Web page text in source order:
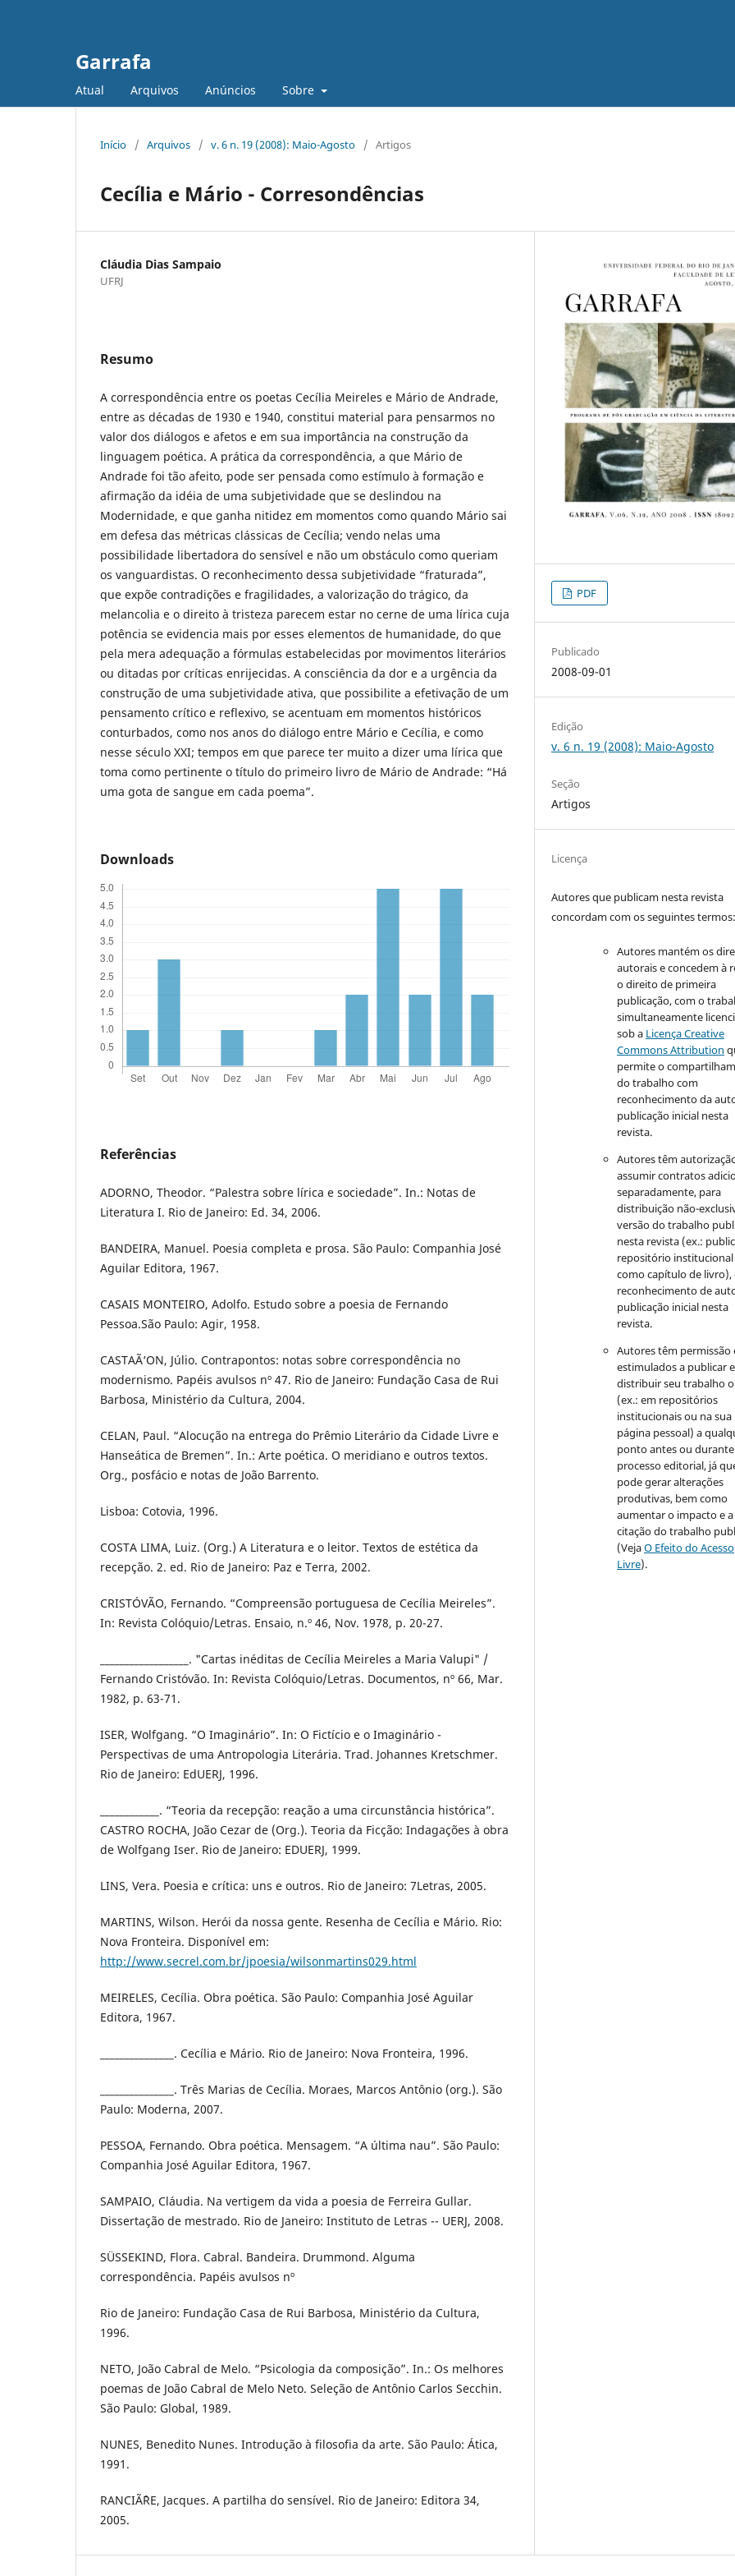
Garrafa
Atual Arquivos Anúncios Sobre
Início / Arquivos / v. 6 n. 19 (2008): Maio-Agosto / Artigos
Cecília e Mário - Corresondências
Cláudia Dias Sampaio
UFRJ
Resumo
A correspondência entre os poetas Cecília Meireles e Mário de Andrade,
entre as décadas de 1930 e 1940, constitui material para pensarmos no
valor dos diálogos e afetos e em sua importância na construção da
linguagem poética. A prática da correspondência, a que Mário de
Andrade foi tão afeito, pode ser pensada como estímulo à formação e
afirmação da idéia de uma subjetividade que se deslindou na
Modernidade, e que ganha nitidez em momentos como quando Mário sai
em defesa das métricas clássicas de Cecília; vendo nelas uma
possibilidade libertadora do sensível e não um obstáculo como queriam
os vanguardistas. O reconhecimento dessa subjetividade “fraturada”,
que expõe contradições e fragilidades, a valorização do trágico, da
melancolia e o direito à tristeza parecem estar no cerne de uma lírica cuja
potência se evidencia mais por esses elementos de humanidade, do que
pela mera adequação a fórmulas estabelecidas por movimentos literários
ou ditadas por críticas enrijecidas. A consciência da dor e a urgência da
construção de uma subjetividade ativa, que possibilite a efetivação de um
pensamento crítico e reflexivo, se acentuam em momentos históricos
conturbados, como nos anos do diálogo entre Mário e Cecília, e como
nesse século XXI; tempos em que parece ter muito a dizer uma lírica que
toma como pertinente o título do primeiro livro de Mário de Andrade: “Há
uma gota de sangue em cada poema”.
Downloads
Referências
ADORNO, Theodor. “Palestra sobre lírica e sociedade”. In.: Notas de
Literatura I. Rio de Janeiro: Ed. 34, 2006.
BANDEIRA, Manuel. Poesia completa e prosa. São Paulo: Companhia José
Aguilar Editora, 1967.
CASAIS MONTEIRO, Adolfo. Estudo sobre a poesia de Fernando
Pessoa.São Paulo: Agir, 1958.
CASTAÃ‘ON, Júlio. Contrapontos: notas sobre correspondência no
modernismo. Papéis avulsos nº 47. Rio de Janeiro: Fundação Casa de Rui
Barbosa, Ministério da Cultura, 2004.
CELAN, Paul. “Alocução na entrega do Prêmio Literário da Cidade Livre e
Hanseática de Bremen”. In.: Arte poética. O meridiano e outros textos.
Org., posfácio e notas de João Barrento.
Lisboa: Cotovia, 1996.
COSTA LIMA, Luiz. (Org.) A Literatura e o leitor. Textos de estética da
recepção. 2. ed. Rio de Janeiro: Paz e Terra, 2002.
CRISTÓVÃO, Fernando. “Compreensão portuguesa de Cecília Meireles”.
In: Revista Colóquio/Letras. Ensaio, n.º 46, Nov. 1978, p. 20-27.
__________________. "Cartas inéditas de Cecília Meireles a Maria Valupi" /
Fernando Cristóvão. In: Revista Colóquio/Letras. Documentos, nº 66, Mar.
1982, p. 63-71.
ISER, Wolfgang. “O Imaginário”. In: O Fictício e o Imaginário -
Perspectivas de uma Antropologia Literária. Trad. Johannes Kretschmer.
Rio de Janeiro: EdUERJ, 1996.
____________. “Teoria da recepção: reação a uma circunstância histórica”.
CASTRO ROCHA, João Cezar de (Org.). Teoria da Ficção: Indagações à obra
de Wolfgang Iser. Rio de Janeiro: EDUERJ, 1999.
LINS, Vera. Poesia e crítica: uns e outros. Rio de Janeiro: 7Letras, 2005.
MARTINS, Wilson. Herói da nossa gente. Resenha de Cecília e Mário. Rio:
Nova Fronteira. Disponível em:
http://www.secrel.com.br/jpoesia/wilsonmartins029.html
MEIRELES, Cecília. Obra poética. São Paulo: Companhia José Aguilar
Editora, 1967.
_______________. Cecília e Mário. Rio de Janeiro: Nova Fronteira, 1996.
_______________. Três Marias de Cecília. Moraes, Marcos Antônio (org.). São
Paulo: Moderna, 2007.
PESSOA, Fernando. Obra poética. Mensagem. “A última nau”. São Paulo:
Companhia José Aguilar Editora, 1967.
SAMPAIO, Cláudia. Na vertigem da vida a poesia de Ferreira Gullar.
Dissertação de mestrado. Rio de Janeiro: Instituto de Letras -- UERJ, 2008.
SÜSSEKIND, Flora. Cabral. Bandeira. Drummond. Alguma
correspondência. Papéis avulsos nº
Rio de Janeiro: Fundação Casa de Rui Barbosa, Ministério da Cultura,
1996.
NETO, João Cabral de Melo. “Psicologia da composição”. In.: Os melhores
poemas de João Cabral de Melo Neto. Seleção de Antônio Carlos Secchin.
São Paulo: Global, 1989.
NUNES, Benedito Nunes. Introdução à filosofia da arte. São Paulo: Ática,
1991.
RANCIÃˆRE, Jacques. A partilha do sensível. Rio de Janeiro: Editora 34,
2005.
PDF
Publicado
2008-09-01
Edição
v. 6 n. 19 (2008): Maio-Agosto
Seção
Artigos
Licença
Autores que publicam nesta revista
concordam com os seguintes termos:
Autores mantém os
autorais e concedem à
o direito de primeira
publicação, com o
simultaneamente
sob a Licença Creative
Commons Attribution
permite o
do trabalho com
reconhecimento da
publicação inicial nesta
revista.
Autores têm
assumir contratos
separadamente, para
distribuição não-
versão do trabalho
nesta revista (ex.:
repositório institucional
como capítulo de livro),
reconhecimento de
publicação inicial nesta
revista.
Autores têm permissão
estimulados a publicar e
distribuir seu trabalho
(ex.: em repositórios
institucionais ou na sua
página pessoal) a
ponto antes ou
processo editorial, já
pode gerar alterações
produtivas, bem como
aumentar o impacto e a
citação do trabalho
(VejaO Efeito do Acesso
Livre).